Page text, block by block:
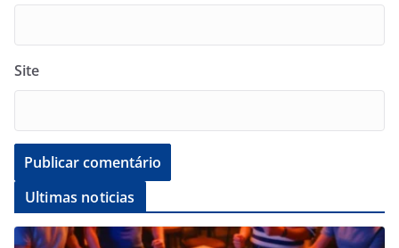
Site
Ultimas noticias